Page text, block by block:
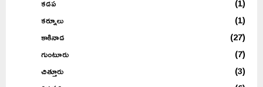
కడప
(1)
కర్నూలు
(1)
కాకినాడ
(27)
గుంటూరు
(7)
చిత్తూరు
(3)